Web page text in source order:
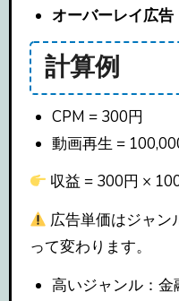
オーバーレイ広告
計算例
CPM = 300円
動画再生 =
収益 = 300円 ×
広告単価はジャン
って変わります。
高いジャンル：